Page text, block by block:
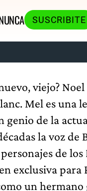
SUSCRIBITE
viejo?
Mel es una
genio de la
la voz de
de los
exclusiva para
un hermano